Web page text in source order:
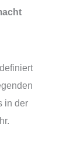
in der